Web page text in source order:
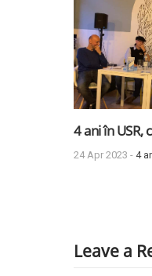
4 ani în USR,
24 Apr 2023 - 4
Leave a